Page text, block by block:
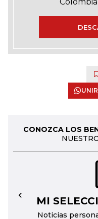
CONOZCA LOS
MI
Noticias
←